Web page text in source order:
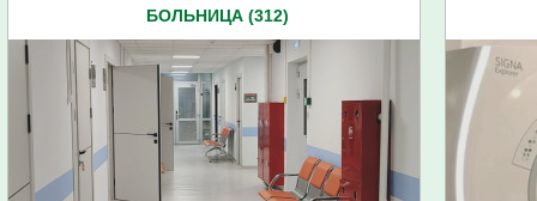
БОЛЬНИЦА (312)